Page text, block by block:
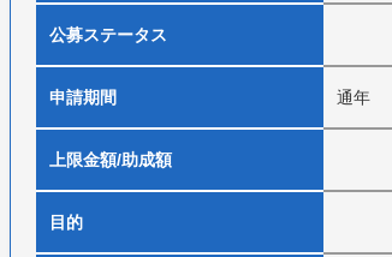
公募ステータス
申請期間 通年
上限金額/助成額
目的